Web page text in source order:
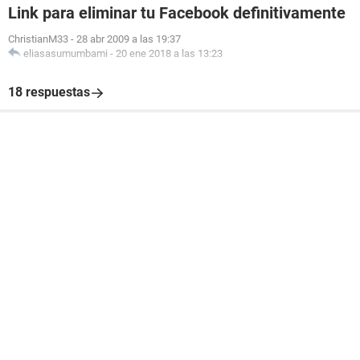
Link para eliminar tu Facebook definitivamente
ChristianM33 - 28 abr 2009 a las 19:37
eliasasumumbami - 20 ene 2018 a las 13:23
18 respuestas